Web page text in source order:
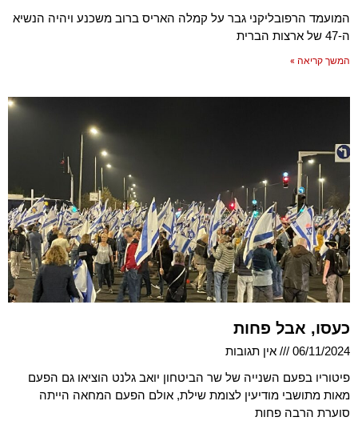
המועמד הרפובליקני גבר על קמלה האריס ברוב משכנע ויהיה הנשיא
ה-47 של ארצות הברית
המשך קריאה »
כעסו, אבל פחות
06/11/2024
אין תגובות
פיטוריו בפעם השנייה של שר הביטחון יואב גלנט הוציאו גם הפעם
מאות מתושבי מודיעין לצומת שילת, אולם הפעם המחאה הייתה
סוערת הרבה פחות